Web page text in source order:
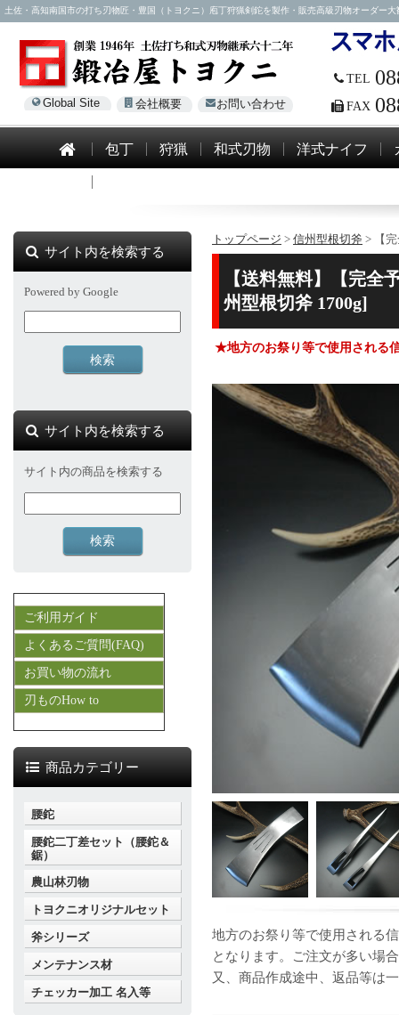
土佐・高知南国市の打ち刃物匠・豊国（トヨクニ）庖丁狩猟剣鉈を製作・販売高級刃物オーダー
Global Site 会社概要 お問い合わせ
TEL
FAX
包丁 狩猟 和式刃物 洋式ナイフ
トップページ > 信州型根切斧 > 【
【送料無料】【完全
州型根切斧 1700g]
★地方のお祭り等で使用される
地方のお祭り等で使用される
となります。ご注文が多い場
又、商品作成途中、返品等は
サイト内を検索する
Powered by Google
サイト内を検索する
サイト内の商品を検索する
ご利用ガイド
よくあるご質問(FAQ)
お買い物の流れ
刃ものHow to
商品カテゴリー
腰鉈
腰鉈二丁差セット（腰鉈＆
鋸）
農山林刃物
トヨクニオリジナルセット
斧シリーズ
メンテナンス材
チェッカー加工 名入等